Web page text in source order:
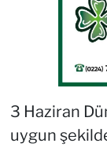
3 Haziran
uygun